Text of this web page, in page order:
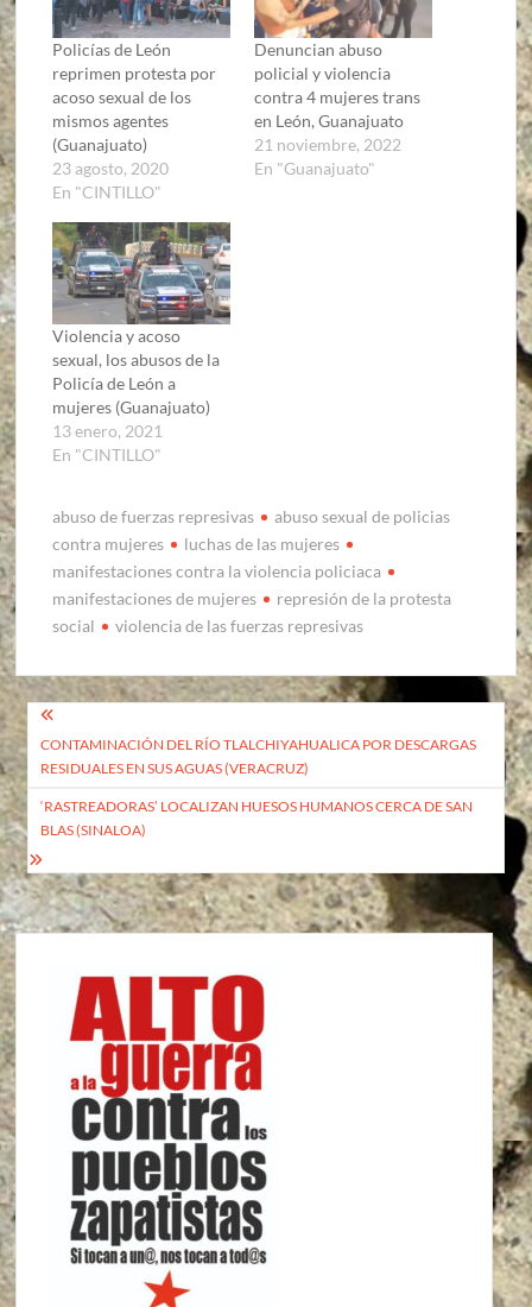
Policías de León
reprimen protesta por
acoso sexual de los
mismos agentes
(Guanajuato)
23 agosto, 2020
En "CINTILLO"
Denuncian abuso
policial y violencia
contra 4 mujeres trans
en León, Guanajuato
21 noviembre, 2022
En "Guanajuato"
Violencia y acoso
sexual, los abusos de la
Policía de León a
mujeres (Guanajuato)
13 enero, 2021
En "CINTILLO"
abuso de fuerzas represivas
abuso sexual de policias
contra mujeres
luchas de las mujeres
manifestaciones contra la violencia policiaca
manifestaciones de mujeres
represión de la protesta
social
violencia de las fuerzas represivas
Navegación
de
entradas
CONTAMINACIÓN DEL RÍO TLALCHIYAHUALICA POR DESCARGAS
RESIDUALES EN SUS AGUAS (VERACRUZ)
‘RASTREADORAS’ LOCALIZAN HUESOS HUMANOS CERCA DE SAN
BLAS (SINALOA)